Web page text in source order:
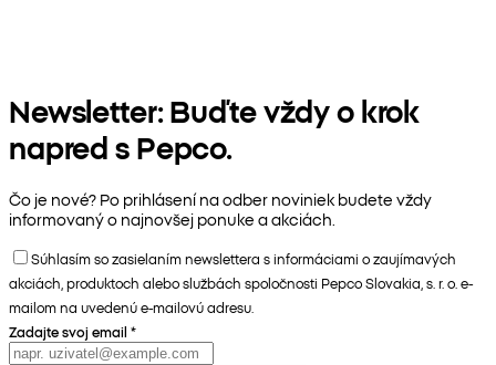
Newsletter: Buďte vždy o krok
napred s Pepco.
Čo je nové? Po prihlásení na odber noviniek budete vždy
informovaný o najnovšej ponuke a akciách.
Súhlasím so zasielaním newslettera s informáciami o zaujímavých
akciách, produktoch alebo službách spoločnosti Pepco Slovakia, s. r. o. e-
mailom na uvedenú e-mailovú adresu.
Zadajte svoj email *